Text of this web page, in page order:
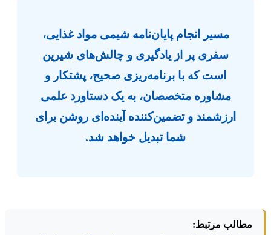
مسیر انجام پایان‌نامه شیمی مواد غذایی،
سفری پر از یادگیری و چالش‌های شیرین
است که با برنامه‌ریزی صحیح، پشتکار و
مشاوره متخصصان، به یک دستاورد علمی
ارزشمند و تضمین‌کننده آینده‌ای روشن برای
شما تبدیل خواهد شد.
مطالب مرتبط: